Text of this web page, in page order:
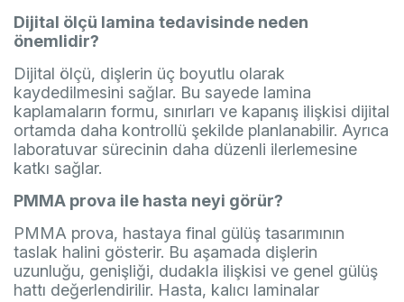
Dijital ölçü lamina tedavisinde neden
önemlidir?
Dijital ölçü, dişlerin üç boyutlu olarak
kaydedilmesini sağlar. Bu sayede lamina
kaplamaların formu, sınırları ve kapanış ilişkisi dijital
ortamda daha kontrollü şekilde planlanabilir. Ayrıca
laboratuvar sürecinin daha düzenli ilerlemesine
katkı sağlar.
PMMA prova ile hasta neyi görür?
PMMA prova, hastaya final gülüş tasarımının
taslak halini gösterir. Bu aşamada dişlerin
uzunluğu, genişliği, dudakla ilişkisi ve genel gülüş
hattı değerlendirilir. Hasta, kalıcı laminalar